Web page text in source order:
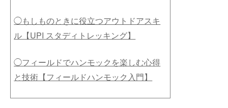
◯もしものときに役立つアウトドアスキ
ル【UPI スタディトレッキング】
◯フィールドでハンモックを楽しむ心得
と技術【フィールドハンモック入門】